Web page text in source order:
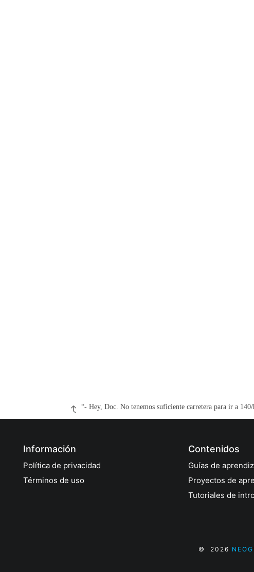
“- Hey, Doc. No tenemos suficiente carretera para ir a
Información
Política de privacidad
Términos de uso
Contenidos
Guías de
Proyectos de
Tutoriales de
© 2026